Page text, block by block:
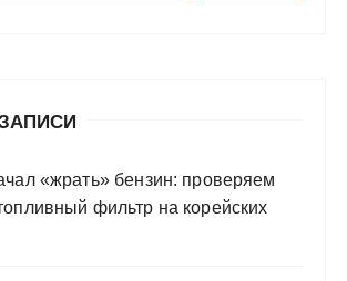
«жрать» бензин: проверяем
фильтр на корейских